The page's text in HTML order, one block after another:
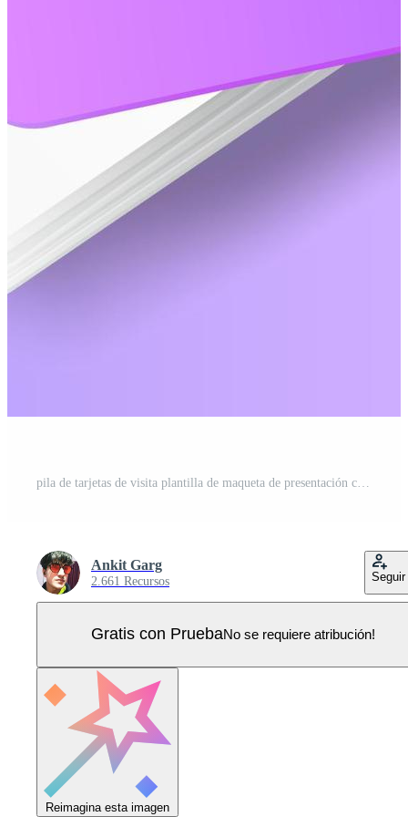
Ankit Garg
2.661 Recursos Seguir
Gratis con PruebaNo se requiere atribución!
Reimagina esta imagen